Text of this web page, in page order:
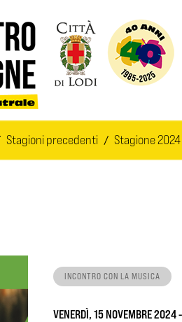
Stagioni precedenti Stagione
INCONTRO CON LA MUSICA
VENERDÌ, 15 NOVEMBRE